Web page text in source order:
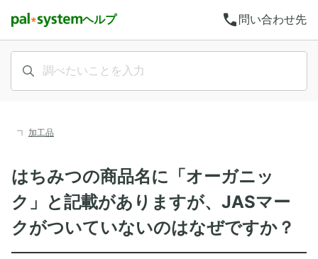
ヘルプ call 問い合わせ先
加工品
はちみつの商品名に「オーガニッ
ク」と記載がありますが、JASマー
クがついていないのはなぜですか？